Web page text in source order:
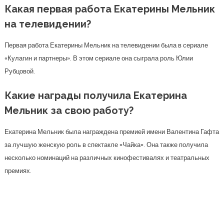
Какая первая работа Екатерины Мельник
на телевидении?
Первая работа Екатерины Мельник на телевидении была в сериале
«Кулагин и партнеры». В этом сериале она сыграла роль Юлии
Рубцовой.
Какие награды получила Екатерина
Мельник за свою работу?
Екатерина Мельник была награждена премией имени Валентина Гафта
за лучшую женскую роль в спектакле «Чайка». Она также получила
несколько номинаций на различных кинофестивалях и театральных
премиях.